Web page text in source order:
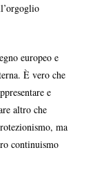
europeo e
È vero che
e
altro che
ma
continuismo